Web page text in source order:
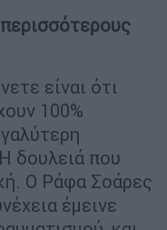
είναι ότι
100%
δουλειά που
Ο Ράφα Σοάρες
έμεινε